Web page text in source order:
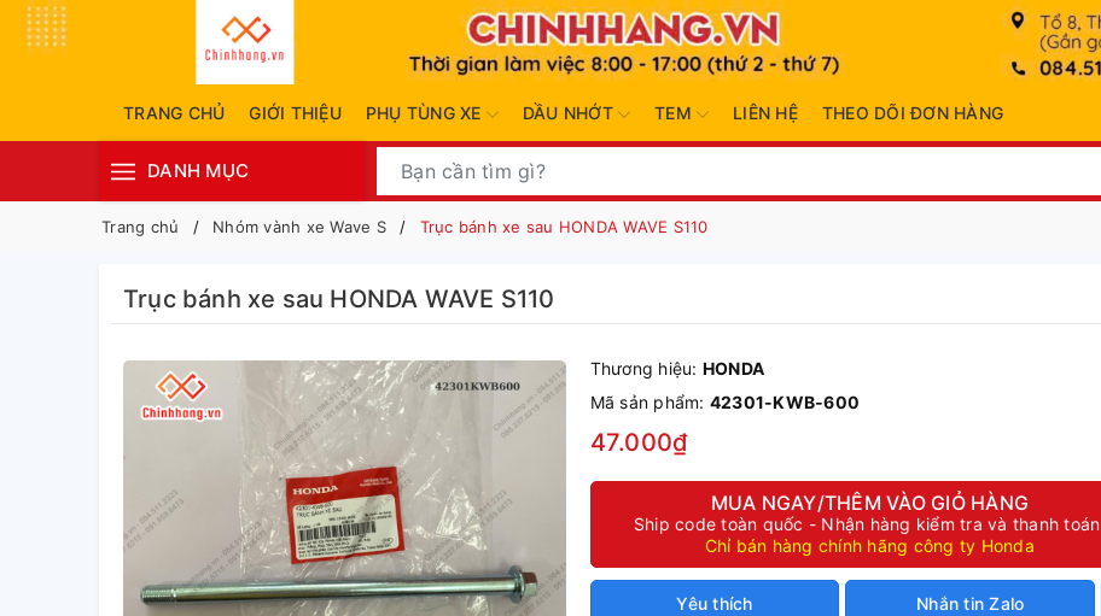
TRANG CHỦ GIỚI THIỆU PHỤ TÙNG XE DẦU NHỚT TEM LIÊN HỆ THEO DÕI ĐƠN HÀNG
DANH MỤC
Trang chủ Nhóm vành xe Wave S Trục bánh xe sau HONDA WAVE S110
Trục bánh xe sau HONDA WAVE S110
Thương hiệu: HONDA
Mã sản phẩm: 42301-KWB-600
47.000₫
MUA NGAY/THÊM VÀO GIỎ HÀNG
Ship code toàn quốc - Nhận hàng kiểm tra và thanh toán
Chỉ bán hàng chính hãng công ty Honda
Yêu thích Nhắn tin Zalo